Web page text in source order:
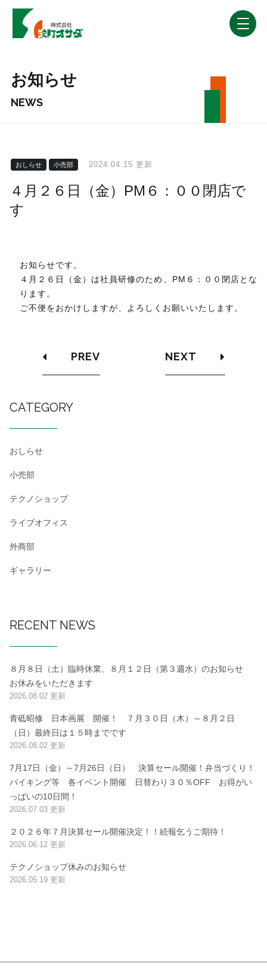
お知らせ
NEWS
おしらせ 小売部 2024.04.15 更新
４月２６日（金）PM６：００閉店で
す
お知らせです。
４月２６日（金）は社員研修のため、PM６：００閉店とな
ります。
ご不便をおかけしますが、よろしくお願いいたします。
PREV NEXT
CATEGORY
おしらせ
小売部
テクノショップ
ライブオフィス
外商部
ギャラリー
RECENT NEWS
８月８日（土）臨時休業、８月１２日（第３週水）のお知らせ
お休みをいただきます
2026.08.02 更新
青砥昭修 日本画展 開催！ ７月３０日（木）～８月２日
（日）最終日は１５時までです
2026.08.02 更新
7月17日（金）～7月26日（日） 決算セール開催！弁当づくり！
バイキング等 各イベント開催 日替わり３０％OFF お得がい
っぱいの10日間！
2026.07.03 更新
２０２６年７月決算セール開催決定！！続報乞うご期待！
2026.06.12 更新
テクノショップ休みのお知らせ
2026.05.19 更新